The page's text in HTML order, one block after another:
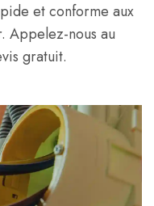
et conforme aux
Appelez-nous au
gratuit.